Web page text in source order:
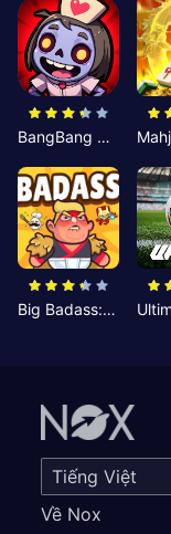
BangBang Zombies:Chiến Shelter
Big Badass: Game AFK Idle RPG
Về Nox